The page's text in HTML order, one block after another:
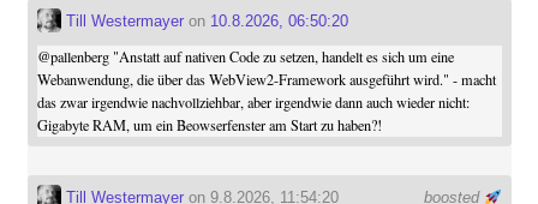
Till Westermayeron 10.8.2026, 06:50:20
@pallenberg"Anstatt auf nativen Code zu setzen, handelt es sich um eine
Webanwendung, die über das WebView2-Framework ausgeführt wird." - macht
das zwar irgendwie nachvollziehbar, aber irgendwie dann auch wieder nicht:
Gigabyte RAM, um ein Beowserfenster am Start zu haben?!
boosted
Till Westermayeron 9.8.2026, 11:54:20